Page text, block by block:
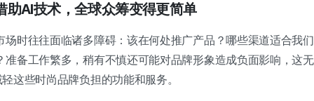
助AI技术，全球众筹变得更简单
场时往往面临诸多障碍：该在何处推广产品？哪些渠道适合我
准备工作繁多，稍有不慎还可能对品牌形象造成负面影响，这
这些时尚品牌负担的功能和服务。